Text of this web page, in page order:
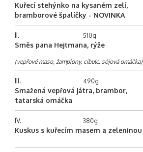
Kuřecí stehýnko na kysaném zelí,
bramborové špalíčky - NOVINKA
II. 510g
Směs pana Hejtmana, rýže
(vepřové maso, žampiony, cibule, sójová omáčka)
III. 490g
Smažená vepřová játra, brambor,
tatarská omáčka
IV. 380g
Kuskus s kuřecím masem a zeleninou